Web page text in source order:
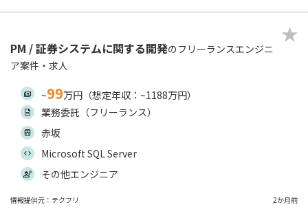
PM / 証券システムに関する開発のフリーランスエンジニ
ア案件・求人
~99万円（想定年収：~1188万円）
業務委託（フリーランス）
赤坂
Microsoft SQL Server
その他エンジニア
情報提供元：テクフリ 2か月前